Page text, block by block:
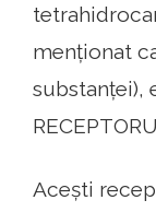
menționat
substanței),
Acești